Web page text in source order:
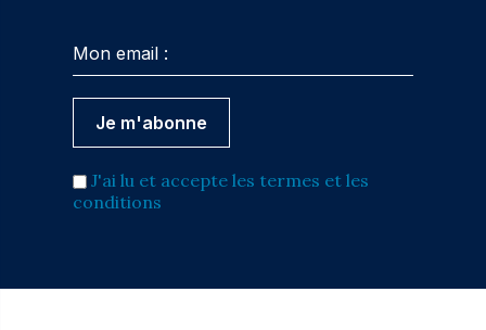
J'ai lu et accepte les termes et les
conditions